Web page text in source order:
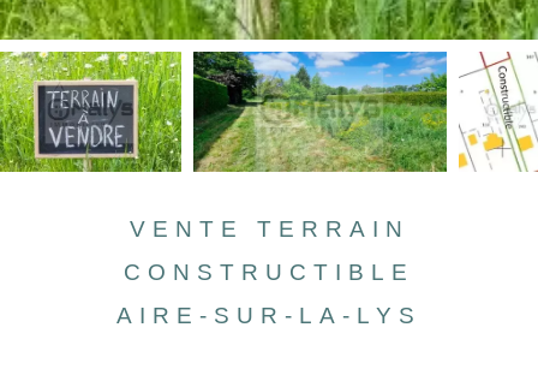
VENTE TERRAIN
CONSTRUCTIBLE
AIRE-SUR-LA-LYS